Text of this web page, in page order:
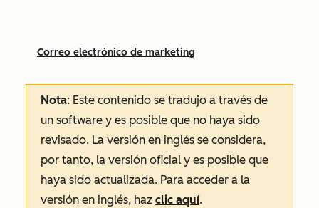
Correo electrónico de marketing
Nota: Este contenido se tradujo a través de
un software y es posible que no haya sido
revisado. La versión en inglés se considera,
por tanto, la versión oficial y es posible que
haya sido actualizada. Para acceder a la
versión en inglés, haz clic aquí.